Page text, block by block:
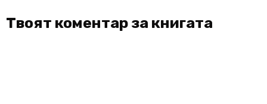
Твоят коментар за книгата